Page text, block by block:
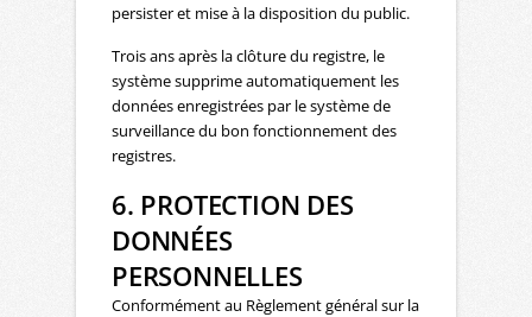
persister et mise à la disposition du public.
Trois ans après la clôture du registre, le
système supprime automatiquement les
données enregistrées par le système de
surveillance du bon fonctionnement des
registres.
6. PROTECTION DES
DONNÉES
PERSONNELLES
Conformément au Règlement général sur la